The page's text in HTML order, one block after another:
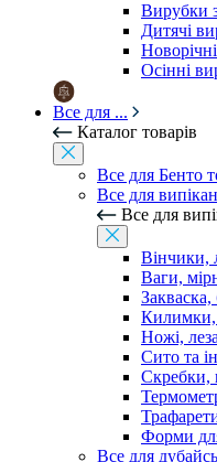
Вирубки
Дитячі
Осінні
Все для ...
Каталог товарів
Все для Бенто
Все для
Все для
Вінчики,
Ваги,
Килимки,
Ножі, леза
Сито та
Скребки,
Форми
Все для